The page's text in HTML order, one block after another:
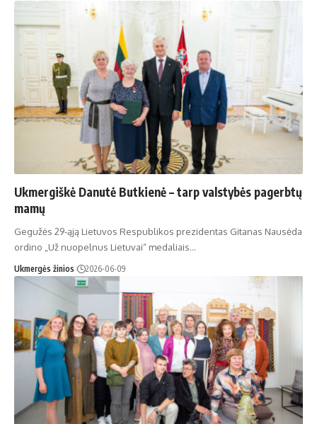
Ukmergiškė Danutė Butkienė – tarp valstybės pagerbtų
mamų
Gegužės 29-ąją Lietuvos Respublikos prezidentas Gitanas Nausėda
ordino „Už nuopelnus Lietuvai“ medaliais…
Ukmergės žinios 2026-06-09